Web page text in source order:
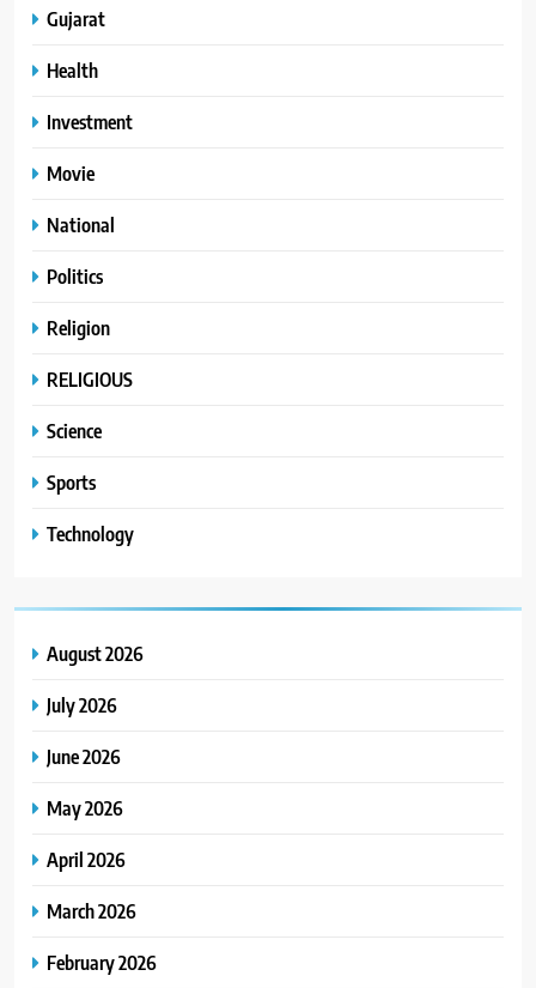
Gujarat
Health
Investment
Movie
National
Politics
Religion
RELIGIOUS
Science
Sports
Technology
August 2026
July 2026
June 2026
May 2026
April 2026
March 2026
February 2026